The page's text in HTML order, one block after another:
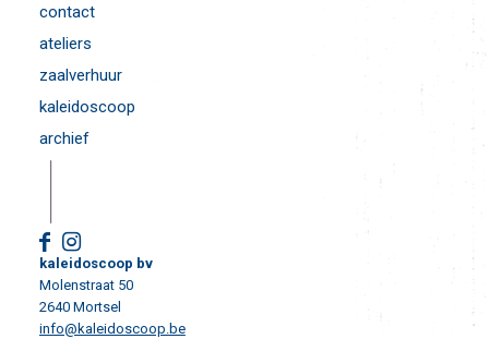
contact
ateliers
zaalverhuur
kaleidoscoop
archief
kaleidoscoop bv
Molenstraat 50
2640 Mortsel
info@kaleidoscoop.be